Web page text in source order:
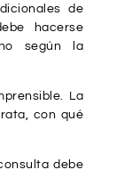
de
hacerse
según la
La
con qué
debe